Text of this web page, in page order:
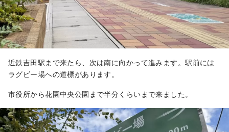
近鉄吉田駅まで来たら、次は南に向かって進みます。駅前には
ラグビー場への道標があります。
市役所から花園中央公園まで半分くらいまで来ました。